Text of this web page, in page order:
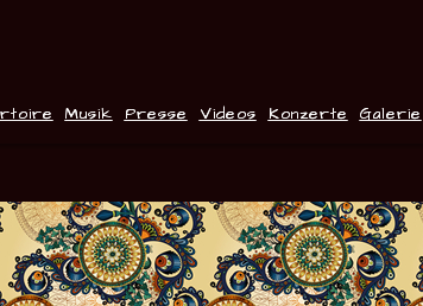
Musik Presse Videos Konzerte Galerie